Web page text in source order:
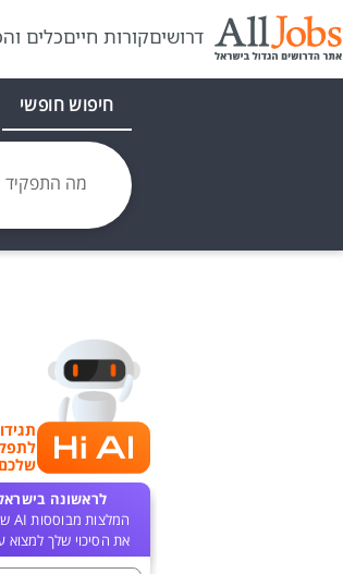
דרושיםקורות חייםכלים
חיפוש חופשי
מה
לראשונה
המלצות מבוססות AI שישפרו
את הסיכוי שלך למצוא